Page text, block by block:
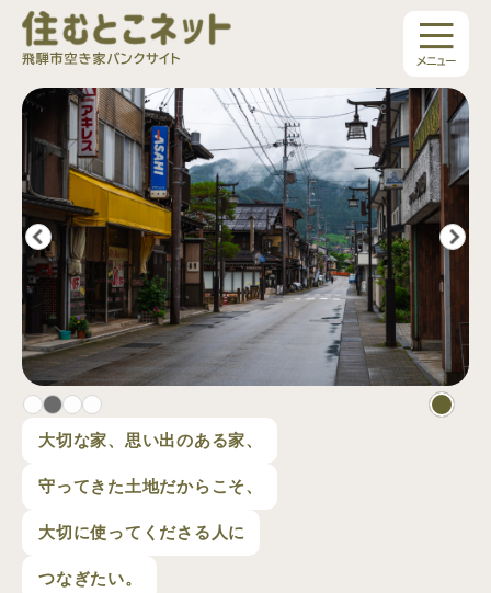
す。
メニューを飛ばして本文へ
大切な家、思い出のある家、
守ってきた土地だからこそ、
大切に使ってくださる人に
つなぎたい。
Preview Next
Stop
Play